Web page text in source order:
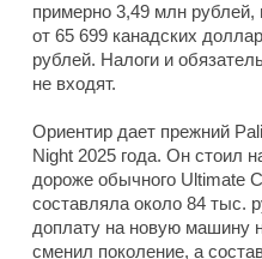
примерно 3,49 млн
от 65 699 канадских
рублей. Налоги и
не входят.
Ориентир дает прежний
Night 2025 года. Он стоил
дороже обычного Ultimate
составляла около 84 тыс.
доплату на новую машину
сменил поколение, а